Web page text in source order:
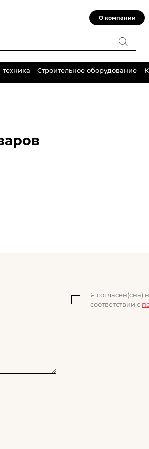
О компании
техника Строительное оборудование
Я согласен(сна)
соответствии с